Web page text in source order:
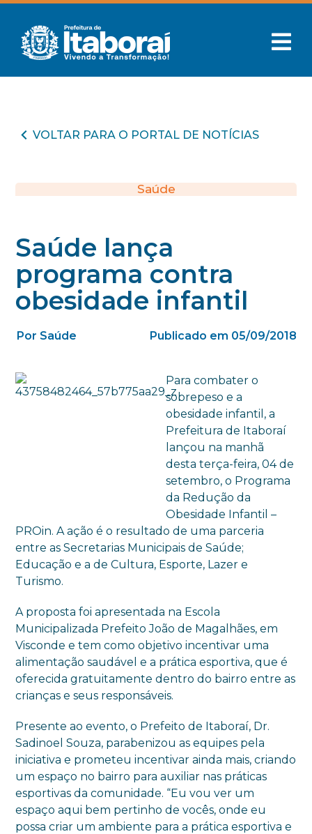
VOLTAR PARA O PORTAL DE NOTÍCIAS
Saúde
Saúde lança
programa contra
obesidade infantil
Por Saúde Publicado em 05/09/2018
Para combater o
sobrepeso e a
obesidade infantil, a
Prefeitura de Itaboraí
lançou na manhã
desta terça-feira, 04 de
setembro, o Programa
da Redução da
Obesidade Infantil –
PROin. A ação é o resultado de uma parceria
entre as Secretarias Municipais de Saúde;
Educação e a de Cultura, Esporte, Lazer e
Turismo.
A proposta foi apresentada na Escola
Municipalizada Prefeito João de Magalhães, em
Visconde e tem como objetivo incentivar uma
alimentação saudável e a prática esportiva, que é
oferecida gratuitamente dentro do bairro entre as
crianças e seus responsáveis.
Presente ao evento, o Prefeito de Itaboraí, Dr.
Sadinoel Souza, parabenizou as equipes pela
iniciativa e prometeu incentivar ainda mais, criando
um espaço no bairro para auxiliar nas práticas
esportivas da comunidade. “Eu vou ver um
espaço aqui bem pertinho de vocês, onde eu
possa criar um ambiente para a prática esportiva e